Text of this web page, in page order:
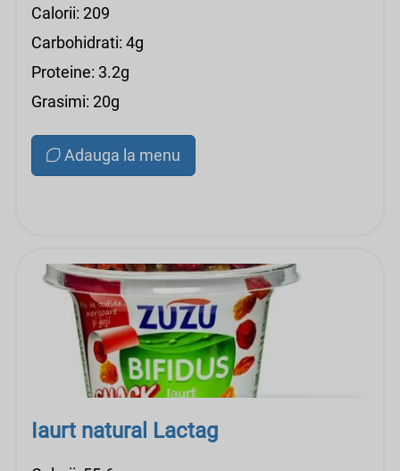
Calorii: 209
Carbohidrati: 4g
Proteine: 3.2g
Grasimi: 20g
Adauga la menu
Iaurt natural Lactag